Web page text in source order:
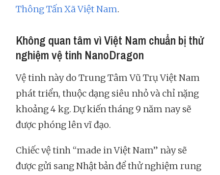
Thông Tấn Xã Việt Nam.
Không quan tâm vì Việt Nam chuẩn bị thử
nghiệm vệ tinh NanoDragon
Vệ tinh này do Trung Tâm Vũ Trụ Việt Nam
phát triển, thuộc dạng siêu nhỏ và chỉ nặng
khoảng 4 kg. Dự kiến tháng 9 năm nay sẽ
được phóng lên vĩ đạo.
Chiếc vệ tinh “made in Việt Nam” này sẽ
được gửi sang Nhật bản để thử nghiệm rung